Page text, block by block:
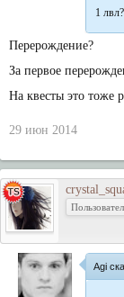
1 лвл?
Перерождение?
За первое
На квесты это тоже
29 июн 2014
Agi